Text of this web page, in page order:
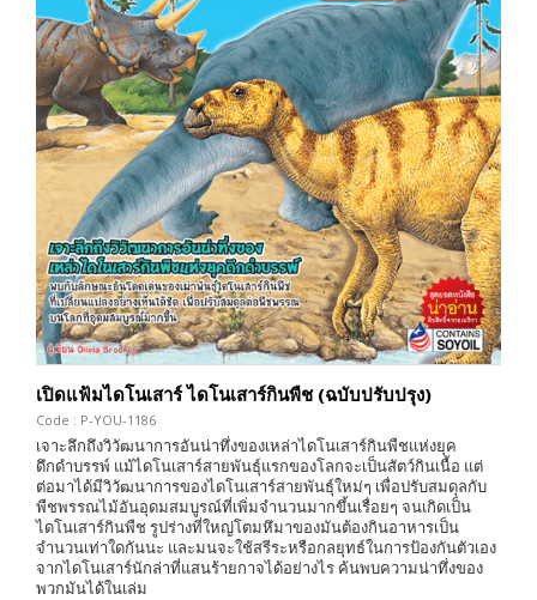
เปิดแฟ้มไดโนเสาร์ ไดโนเสาร์กินพืช (ฉบับปรับปรุง)
Code : P-YOU-1186
เจาะลึกถึงวิวัฒนาการอันน่าทึ่งของเหล่าไดโนเสาร์กินพืชแห่งยุค
ดึกดำบรรพ์ แม้ไดโนเสาร์สายพันธุ์แรกของโลกจะเป็นสัตว์กินเนื้อ แต่
ต่อมาได้มีวิวัฒนาการของไดโนเสาร์สายพันธุ์ใหม่ๆ เพื่อปรับสมดุลกับ
พืชพรรณไม้อันอุดมสมบูรณ์ที่เพิ่มจำนวนมากขึ้นเรื่อยๆ จนเกิดเป็น
ไดโนเสาร์กินพืช รูปร่างที่ใหญ่โตมหึมาของมันต้องกินอาหารเป็น
จำนวนเท่าใดกันนะ และมนจะใช้สรีระหรือกลยุทธ์ในการป้องกันตัวเอง
จากไดโนเสาร์นักล่าที่แสนร้ายกาจได้อย่างไร ค้นพบความน่าทึ่งของ
พวกมันได้ในเล่ม